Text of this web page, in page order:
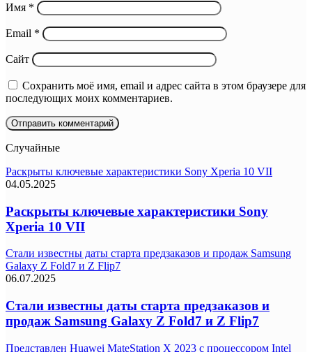
Имя *
Email *
Сайт
Сохранить моё имя, email и адрес сайта в этом браузере для
последующих моих комментариев.
Случайные
Раскрыты ключевые характеристики Sony Xperia 10 VII
04.05.2025
Раскрыты ключевые характеристики Sony
Xperia 10 VII
Стали известны даты старта предзаказов и продаж Samsung
Galaxy Z Fold7 и Z Flip7
06.07.2025
Стали известны даты старта предзаказов и
продаж Samsung Galaxy Z Fold7 и Z Flip7
Представлен Huawei MateStation X 2023 с процессором Intel